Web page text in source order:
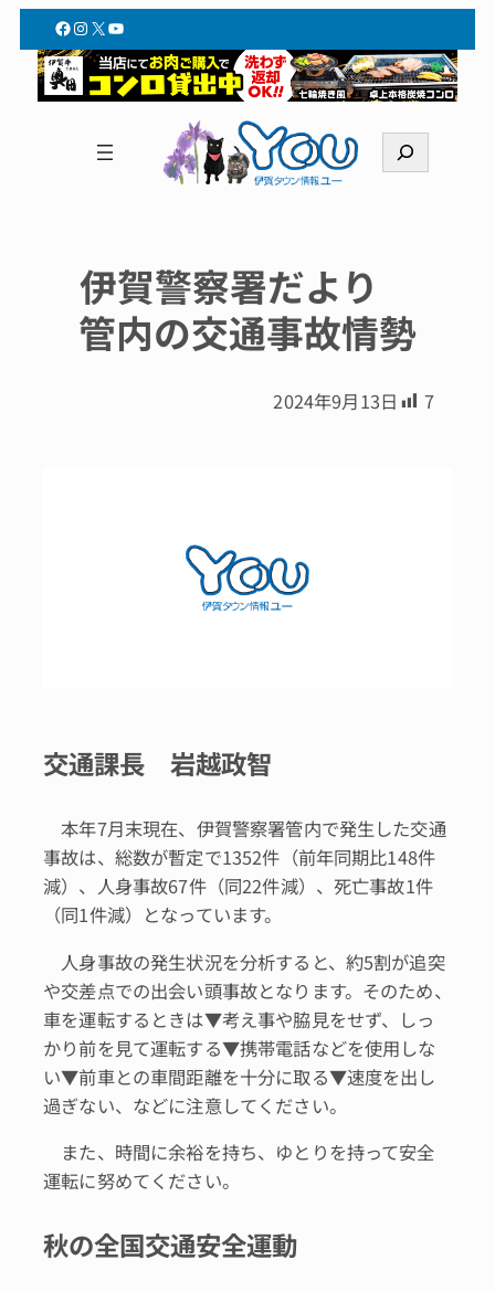
Facebook
Instagram
X YouTube
索
伊賀警察署だより
管内の交通事故情勢
2024年9月13日 7
交通課長 岩越政智
本年7月末現在、伊賀警察署管内で発生した交通
事故は、総数が暫定で1352件（前年同期比148件
減）、人身事故67件（同22件減）、死亡事故1件
（同1件減）となっています。
人身事故の発生状況を分析すると、約5割が追突
や交差点での出会い頭事故となります。そのため、
車を運転するときは▼考え事や脇見をせず、しっ
かり前を見て運転する▼携帯電話などを使用しな
い▼前車との車間距離を十分に取る▼速度を出し
過ぎない、などに注意してください。
また、時間に余裕を持ち、ゆとりを持って安全
運転に努めてください。
秋の全国交通安全運動